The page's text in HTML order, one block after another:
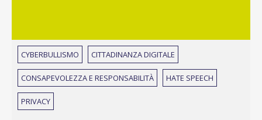
CYBERBULLISMO CITTADINANZA DIGITALE
CONSAPEVOLEZZA E RESPONSABILITÀ HATE SPEECH
PRIVACY